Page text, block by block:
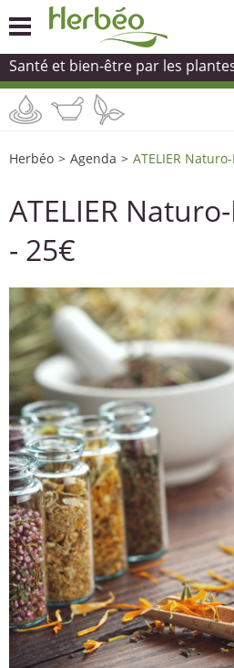
Santé et bien-être par les
Herbéo > Agenda > ATELIER
ATELIER
- 25€